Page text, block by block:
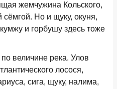
жемчужина Кольского,
сёмгой. Но и щуку, окуня,
и горбушу здесь тоже
величине река. Улов
лосося,
сига, щуку, налима,